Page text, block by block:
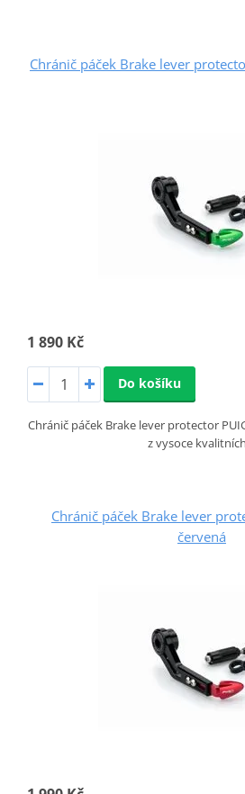
Chránič páček Brake lever
1 890 Kč
Do košíku
Chránič páček Brake lever protector
z vysoce
Chránič páček Brake lever
červená